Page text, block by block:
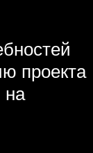
проекта
на